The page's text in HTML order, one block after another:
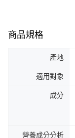
商品規格
產地
適用對象
成分
營養成分分析